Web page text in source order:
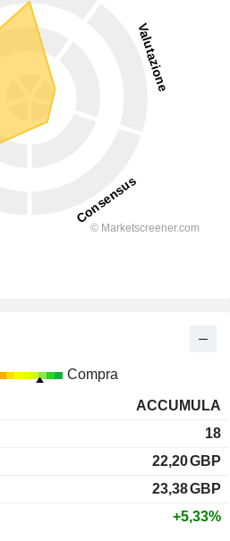
Compra
ACCUMULA
18
22,20GBP
23,38GBP
+5,33%